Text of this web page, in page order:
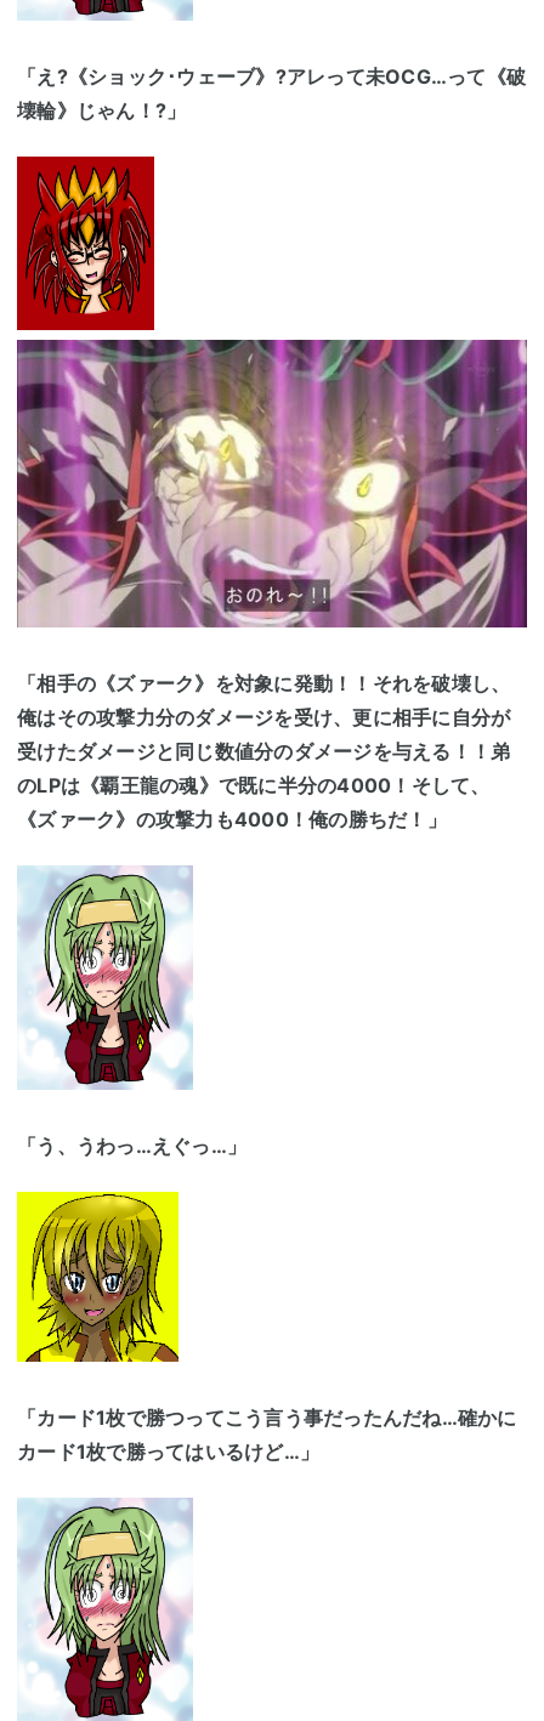
「え?《ショック･ウェーブ》?アレって未OCG…って《破
壊輪》じゃん！?」
「相手の《ズァーク》を対象に発動！！それを破壊し、
俺はその攻撃力分のダメージを受け、更に相手に自分が
受けたダメージと同じ数値分のダメージを与える！！弟
のLPは《覇王龍の魂》で既に半分の4000！そして、
《ズァーク》の攻撃力も4000！俺の勝ちだ！」
「う、うわっ…えぐっ…」
「カード1枚で勝つってこう言う事だったんだね…確かに
カード1枚で勝ってはいるけど…」